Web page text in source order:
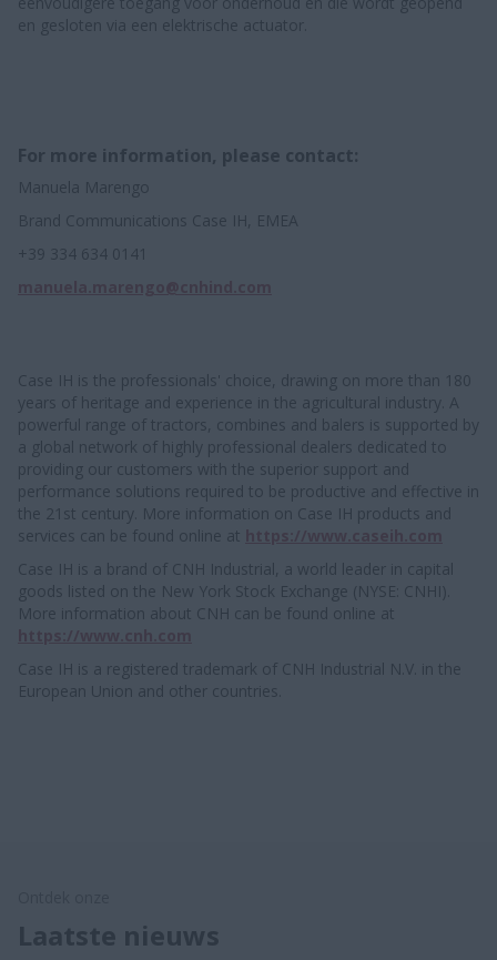
en gesloten via een elektrische actuator.
For more information, please contact:
Manuela Marengo
Brand Communications Case IH, EMEA
+39 334 634 0141
Case IH is the professionals' choice, drawing on more than 180
years of heritage and experience in the agricultural industry. A
powerful range of tractors, combines and balers is supported by
a global network of highly professional dealers dedicated to
providing our customers with the superior support and
performance solutions required to be productive and effective in
the 21st century. More information on Case IH products and
services can be found online at
Case IH is a brand of CNH Industrial, a world leader in capital
goods listed on the New York Stock Exchange (NYSE: CNHI).
More information about CNH can be found online at
Case IH is a registered trademark of CNH Industrial N.V. in the
European Union and other countries.
Laatste nieuws